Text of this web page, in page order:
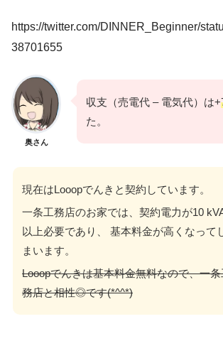
https://twitter.com/DINNER_Beginner/
38701655
奥さん
収支（売電代 – 電気代）は+
た。
現在はLooopでんきと契約しています。
一条工務店のお家では、契約電力が10
以上必要であり、 基本料金が高くなって
まいます。
Looopでんきは基本料金無料なので、一条
務店と相性◎です(*^^*)